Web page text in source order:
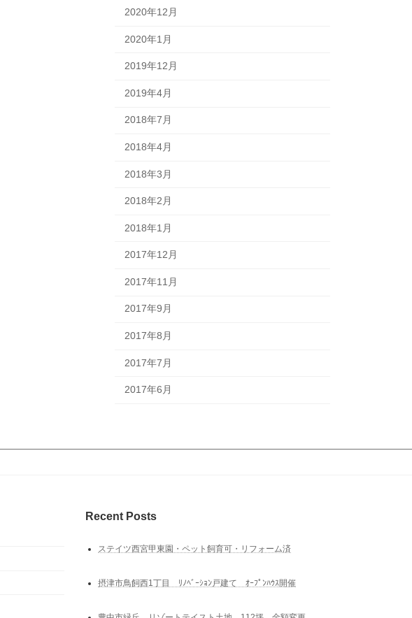
2020年12月
2020年1月
2019年12月
2019年4月
2018年7月
2018年4月
2018年3月
2018年2月
2018年1月
2017年12月
2017年11月
2017年9月
2017年8月
2017年7月
2017年6月
Recent Posts
ステイツ西宮甲東園・ペット飼育可・リフォーム済
摂津市鳥飼西1丁目 ﾘﾉﾍﾞｰｼｮﾝ戸建て ｵｰﾌﾟﾝﾊｳｽ開催